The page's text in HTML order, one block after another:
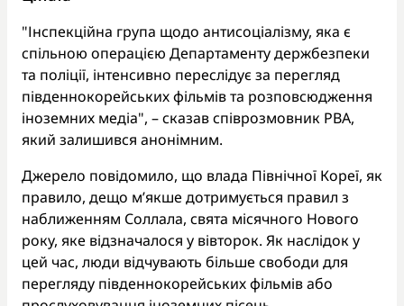
"Інспекційна група щодо антисоціалізму, яка є
спільною операцією Департаменту держбезпеки
та поліції, інтенсивно переслідує за перегляд
південнокорейських фільмів та розповсюдження
іноземних медіа", – сказав співрозмовник РВА,
який залишився анонімним.
Джерело повідомило, що влада Північної Кореї, як
правило, дещо м’якше дотримується правил з
наближенням Соллала, свята місячного Нового
року, яке відзначалося у вівторок. Як наслідок у
цей час, люди відчувають більше свободи для
перегляду південнокорейських фільмів або